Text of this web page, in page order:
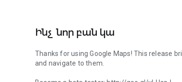
Ինչ նոր բան կա
Thanks for using Google Maps! This release
and navigate to them.